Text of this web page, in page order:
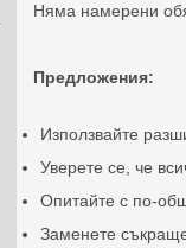
Няма намерени
Предложения:
Използвайте
Уверете се, че
Опитайте с по-
Заменете